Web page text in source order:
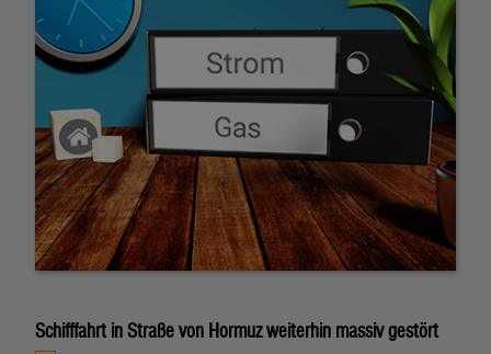
Schifffahrt in Straße von Hormuz weiterhin massiv gestört